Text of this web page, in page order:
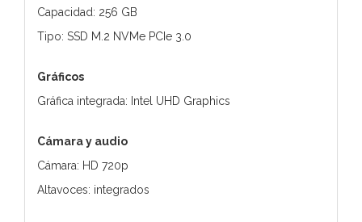
Capacidad: 256 GB
Tipo: SSD M.2 NVMe PCIe 3.0
Gráficos
Gráfica integrada: Intel UHD Graphics
Cámara y audio
Cámara: HD 720p
Altavoces: integrados